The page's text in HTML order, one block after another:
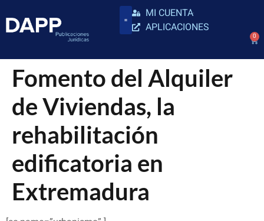
MI CUENTA
APLICACIONES
0
Fomento del Alquiler
de Viviendas, la
rehabilitación
edificatoria en
Extremadura